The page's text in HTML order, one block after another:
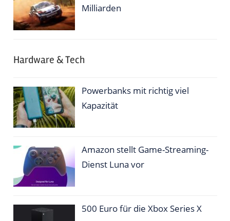
Milliarden
Hardware & Tech
Powerbanks mit richtig viel
Kapazität
Amazon stellt Game-Streaming-
Dienst Luna vor
500 Euro für die Xbox Series X